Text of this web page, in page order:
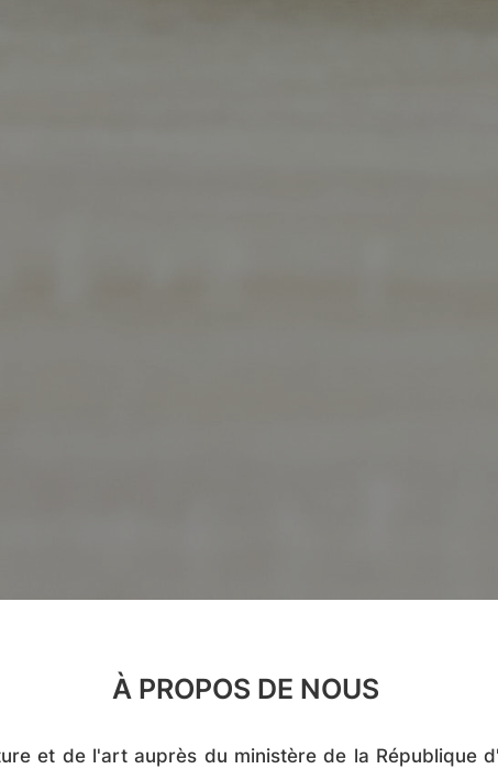
À PROPOS DE NOUS
et de l'art auprès du ministère de la République